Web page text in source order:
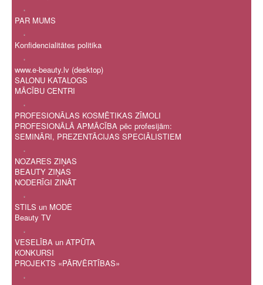
.
PAR MUMS
.
Konfidencialitātes politika
.
www.e-beauty.lv (desktop)
SALONU KATALOGS
MĀCĪBU CENTRI
.
PROFESIONĀLAS KOSMĒTIKAS ZĪMOLI
PROFESIONĀLĀ APMĀCĪBA pēc profesijām:
SEMINĀRI, PREZENTĀCIJAS SPECIĀLISTIEM
.
NOZARES ZIŅAS
BEAUTY ZIŅAS
NODERĪGI ZINĀT
.
STILS un MODE
Beauty TV
.
VESELĪBA un ATPŪTA
KONKURSI
PROJEKTS «PĀRVĒRTĪBAS»
.